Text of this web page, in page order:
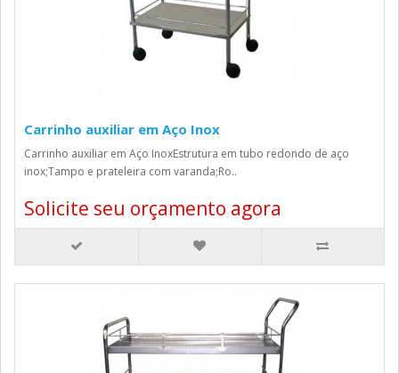
Carrinho auxiliar em Aço Inox
Carrinho auxiliar em Aço InoxEstrutura em tubo redondo de aço
inox;Tampo e prateleira com varanda;Ro..
Solicite seu orçamento agora